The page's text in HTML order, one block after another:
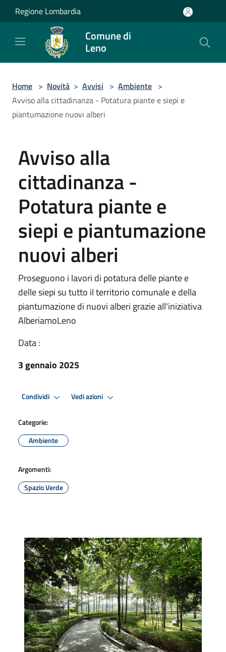
Salta al contenuto principale
Regione Lombardia
Comune di
Leno
Home > Novità > Avvisi > Ambiente >
Avviso alla cittadinanza - Potatura piante e siepi e
piantumazione nuovi alberi
Avviso alla
cittadinanza -
Potatura piante e
siepi e piantumazione
nuovi alberi
Proseguono i lavori di potatura delle piante e
delle siepi su tutto il territorio comunale e della
piantumazione di nuovi alberi grazie all'iniziativa
AlberiamoLeno
Data :
3 gennaio 2025
Condividi Vedi azioni
Categorie:
Ambiente
Argomenti:
Spazio Verde